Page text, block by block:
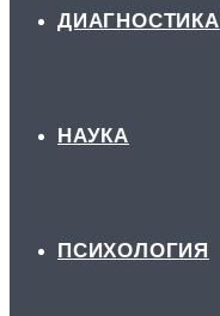
ДИАГНОСТИКА
НАУКА
ПСИХОЛОГИЯ